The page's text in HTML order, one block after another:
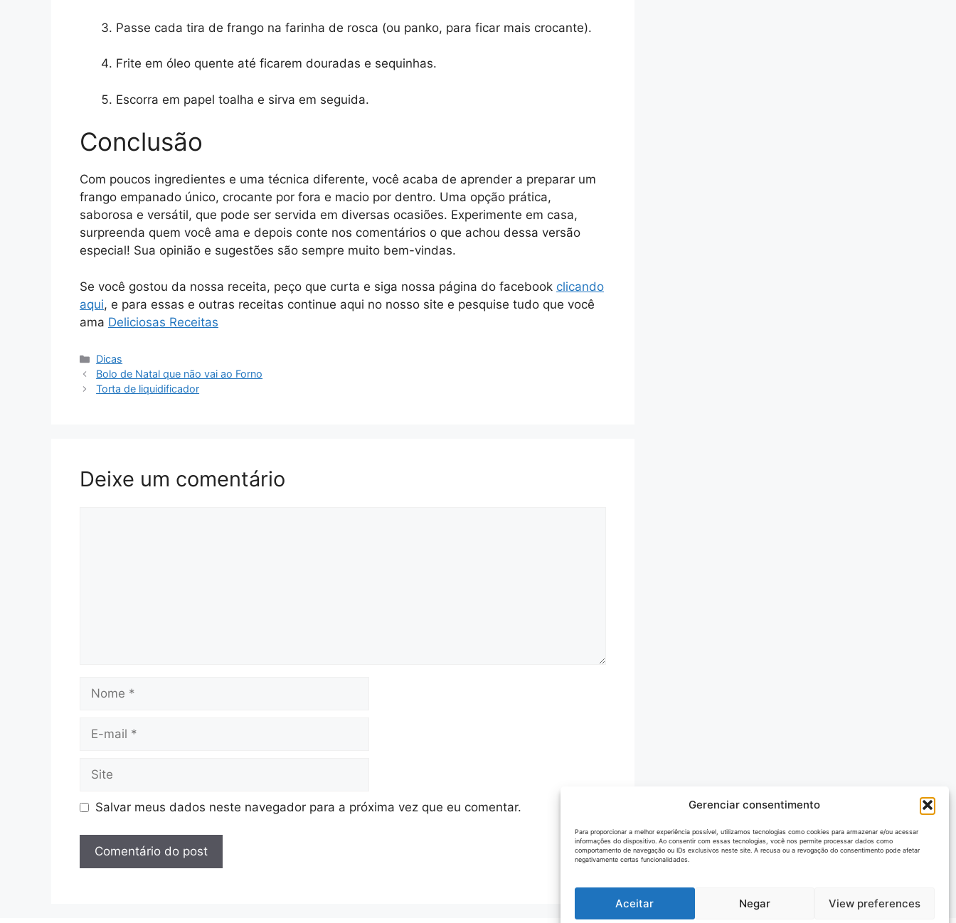
Gerenciar consentimento
Para proporcionar a melhor experiência possível, utilizamos tecnologias como cookies para armazenar e/ou acessar
informações do dispositivo. Ao consentir com essas tecnologias, você nos permite processar dados como
comportamento de navegação ou IDs exclusivos neste site. A recusa ou a revogação do consentimento pode afetar
negativamente certas funcionalidades.
Aceitar Negar View preferences
Passe cada tira de frango na farinha de rosca (ou panko, para ficar mais crocante).
Frite em óleo quente até ficarem douradas e sequinhas.
Escorra em papel toalha e sirva em seguida.
Conclusão
Com poucos ingredientes e uma técnica diferente, você acaba de aprender a preparar um
frango empanado único, crocante por fora e macio por dentro. Uma opção prática,
saborosa e versátil, que pode ser servida em diversas ocasiões. Experimente em casa,
surpreenda quem você ama e depois conte nos comentários o que achou dessa versão
especial! Sua opinião e sugestões são sempre muito bem-vindas.
Se você gostou da nossa receita, peço que curta e siga nossa página do facebook clicando
aqui, e para essas e outras receitas continue aqui no nosso site e pesquise tudo que você
ama Deliciosas Receitas
Categorias
Dicas
Bolo de Natal que não vai ao Forno
Torta de liquidificador
Deixe um comentário
Nome
Site
Salvar meus dados neste navegador para a próxima vez que eu comentar.